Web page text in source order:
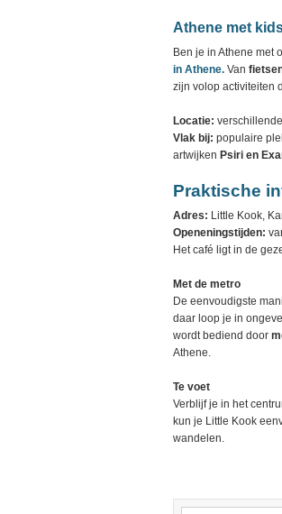
Athene met
Ben je in Athene met
in Athene. Van
zijn volop activiteiten
Locatie:
Vlak bij: populaire
artwijken Psiri en
Praktische
Adres: Little Kook,
Openeningstijden:
Het café ligt in de
Met de metro
De eenvoudigste
daar loop je in
wordt bediend door
Athene.
Te voet
Verblijf je in het
kun je Little Kook
wandelen.